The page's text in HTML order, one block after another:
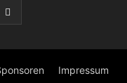
Impressum